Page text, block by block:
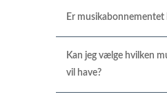
Er musikabonnementet
Kan jeg vælge hvilken
vil have?